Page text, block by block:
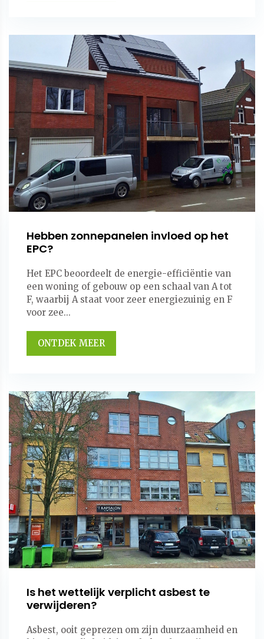
Hebben zonnepanelen invloed op het
EPC?
Het EPC beoordeelt de energie-efficiëntie van
een woning of gebouw op een schaal van A tot
F, waarbij A staat voor zeer energiezuinig en F
voor zee...
ONTDEK MEER
Is het wettelijk verplicht asbest te
verwijderen?
Asbest, ooit geprezen om zijn duurzaamheid en